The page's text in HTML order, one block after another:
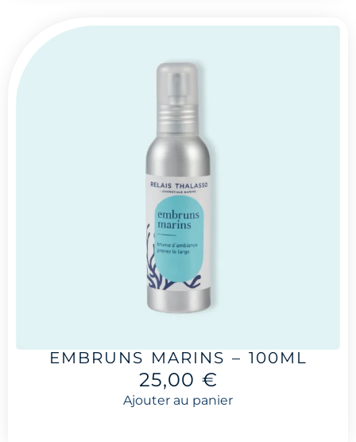
EMBRUNS MARINS – 100ML
25,00 €
Ajouter au panier